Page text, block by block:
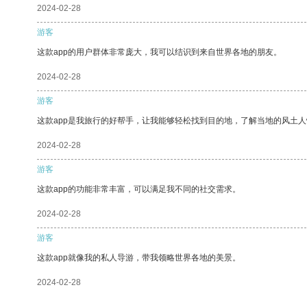
2024-02-28
游客
这款app的用户群体非常庞大，我可以结识到来自世界各地的朋友。
2024-02-28
游客
这款app是我旅行的好帮手，让我能够轻松找到目的地，了解当地的风土
2024-02-28
游客
这款app的功能非常丰富，可以满足我不同的社交需求。
2024-02-28
游客
这款app就像我的私人导游，带我领略世界各地的美景。
2024-02-28